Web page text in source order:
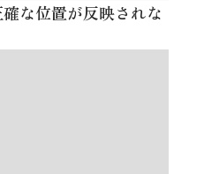
な位置が反映されな